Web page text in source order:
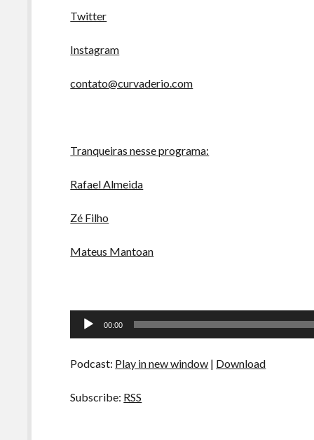
Twitter
Instagram
contato@curvaderio.com
Tranqueiras nesse programa:
Rafael Almeida
Zé Filho
Mateus Mantoan
Tocador
00:00
Podcast: Play in new window | Download
Subscribe: RSS